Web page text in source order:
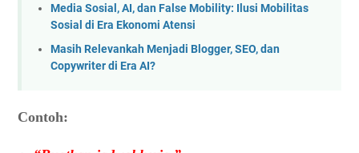
Media Sosial, AI, dan False Mobility: Ilusi Mobilitas
Sosial di Era Ekonomi Atensi
Masih Relevankah Menjadi Blogger, SEO, dan
Copywriter di Era AI?
Contoh: